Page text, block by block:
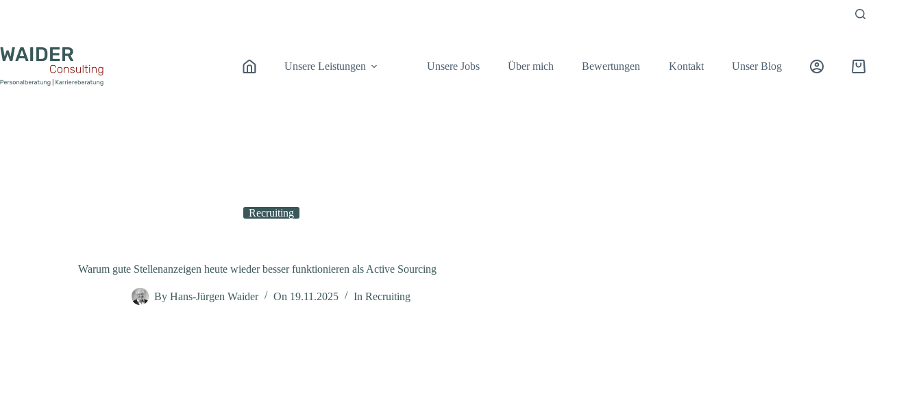
Unsere Leistungen Unsere Jobs Über mich Bewertungen Kontakt Unser Blog
Recruiting
Warum gute Stellenanzeigen heute wieder besser funktionieren als Active Sourcing
By Hans-Jürgen Waider On 19.11.2025 In Recruiting